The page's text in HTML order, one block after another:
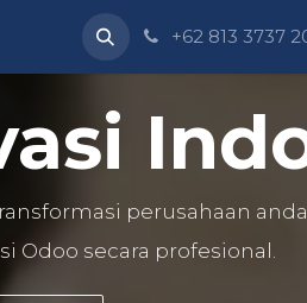
Kursus-kursus+62 813 3737
perusahaan
Odoo secara profesional.